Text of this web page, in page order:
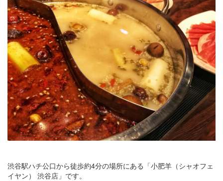
渋谷駅ハチ公口から徒歩約4分の場所にある「小肥羊（シャオフェ
イヤン） 渋谷店」です。